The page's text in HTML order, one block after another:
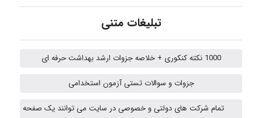
aghajari vahid
تبلیغات متنی
1000 نکته کنکوری + خلاصه جزوات ارشد بهداشت حرفه ای
جزوات و سوالات تستی آزمون استخدامی
تمام شرکت های دولتی و خصوصی در سایت می توانند یک صفحه